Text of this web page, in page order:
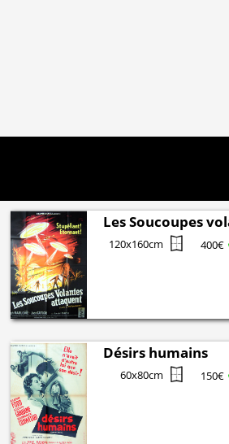
Les Soucoupes
120x160cm 400€
Désirs humains
60x80cm 150€